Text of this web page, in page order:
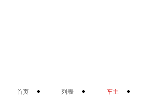
首页 列表 车主